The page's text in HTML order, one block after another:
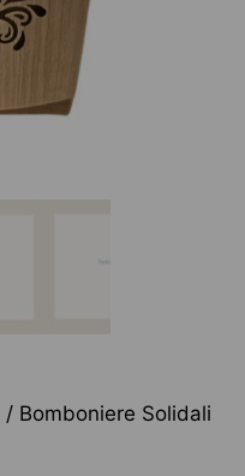
/ Bomboniere Solidali